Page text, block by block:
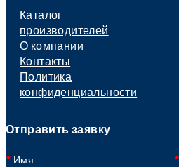
Каталог
производителей
О компании
Контакты
Политика
конфиденциальности
Отправить заявку
Имя